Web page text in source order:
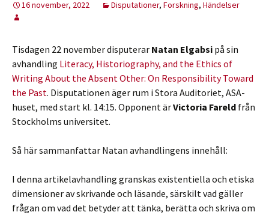
16 november, 2022 Disputationer, Forskning, Händelser
Tisdagen 22 november disputerar Natan Elgabsi på sin
avhandling Literacy, Historiography, and the Ethics of
Writing About the Absent Other: On Responsibility Toward
the Past. Disputationen äger rum i Stora Auditoriet, ASA-
huset, med start kl. 14:15. Opponent ärVictoria Fareld från
Stockholms universitet.
Så här sammanfattar Natan avhandlingens innehåll:
I denna artikelavhandling granskas existentiella och etiska
dimensioner av skrivande och läsande, särskilt vad gäller
frågan om vad det betyder att tänka, berätta och skriva om